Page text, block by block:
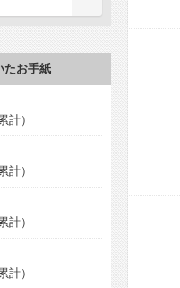
たお手紙
計）
計）
計）
計）